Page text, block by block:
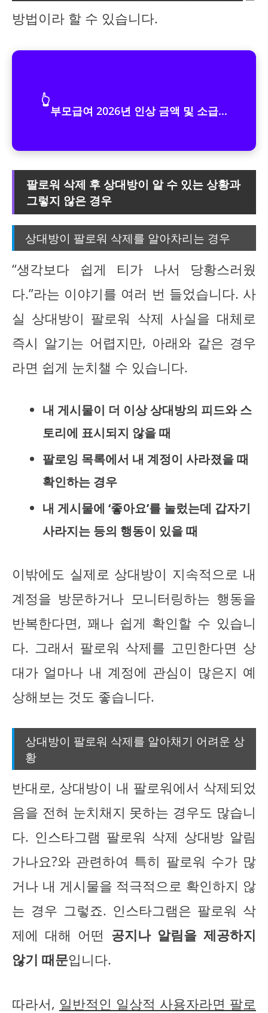
방법이라 할 수 있습니다.
👆
부모급여 2026년 인상 금액 및 소급...
팔로워 삭제 후 상대방이 알 수 있는 상황과
그렇지 않은 경우
상대방이 팔로워 삭제를 알아차리는 경우
“생각보다 쉽게 티가 나서 당황스러웠
다.”라는 이야기를 여러 번 들었습니다. 사
실 상대방이 팔로워 삭제 사실을 대체로
즉시 알기는 어렵지만, 아래와 같은 경우
라면 쉽게 눈치챌 수 있습니다.
내 게시물이 더 이상 상대방의 피드와 스
토리에 표시되지 않을 때
팔로잉 목록에서 내 계정이 사라졌을 때
확인하는 경우
내 게시물에 ‘좋아요’를 눌렀는데 갑자기
사라지는 등의 행동이 있을 때
이밖에도 실제로 상대방이 지속적으로 내
계정을 방문하거나 모니터링하는 행동을
반복한다면, 꽤나 쉽게 확인할 수 있습니
다. 그래서 팔로워 삭제를 고민한다면 상
대가 얼마나 내 계정에 관심이 많은지 예
상해보는 것도 좋습니다.
상대방이 팔로워 삭제를 알아채기 어려운 상
황
반대로, 상대방이 내 팔로워에서 삭제되었
음을 전혀 눈치채지 못하는 경우도 많습니
다. 인스타그램 팔로워 삭제 상대방 알림
가나요?와 관련하여 특히 팔로워 수가 많
거나 내 게시물을 적극적으로 확인하지 않
는 경우 그렇죠. 인스타그램은 팔로워 삭
제에 대해 어떤 공지나 알림을 제공하지
않기 때문입니다.
따라서, 일반적인 일상적 사용자라면 팔로